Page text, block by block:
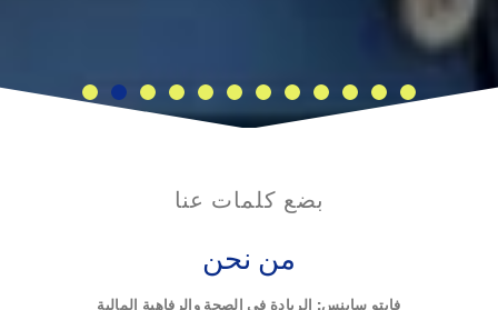
بضع كلمات عنا
من نحن
فايتو ساينس: الريادة في الصحة والرفاهية المالية